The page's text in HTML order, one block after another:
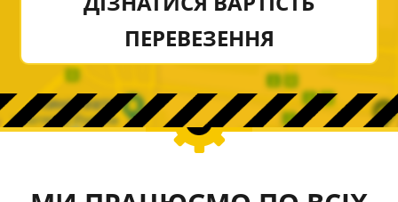
ПЕРЕВЕЗЕННЯ